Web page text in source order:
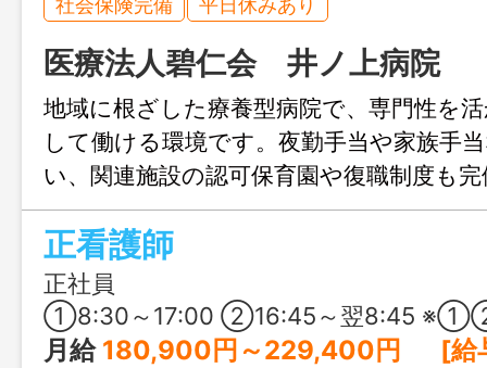
医療法人碧仁会 井ノ上病院
地域に根ざした療養型病院で、専門性を
して働ける環境です。夜勤手当や家族手
い、関連施設の認可保育園や復職制度も
ージが変わっても続けやすく、腰を据え
い方におすすめです。
正看護師
正社員
①8:30～17:00 ②16:45～翌8:45 ※①②の交替制 ※夜勤勤務の②は月4回程度 ※変
月給 180,900円～229,400円 [給与の内訳] 基本給：165,900円～